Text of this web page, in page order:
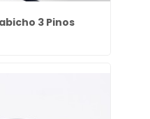
3 Pinos